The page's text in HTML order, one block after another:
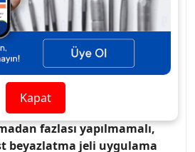
YOKTUR!
gerekmez,
peroksit jel,
bir uygulama süresi
uygulama, bir
fazlası yapılmamalı,
beyazlatma jeli uygulama
Kapat